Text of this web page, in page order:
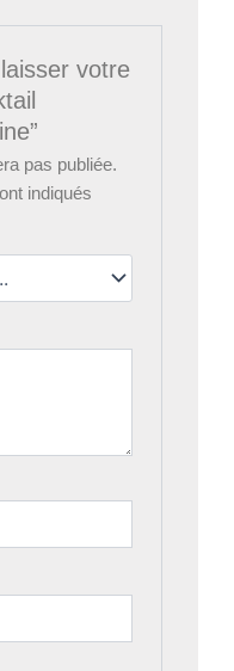
votre
pas publiée.
indiqués